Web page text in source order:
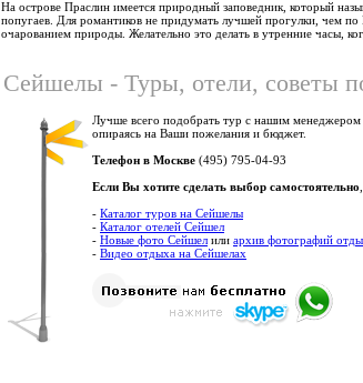
На острове Праслин имеется природный заповедник, который
попугаев. Для романтиков не придумать лучшей прогулки, чем
очарованием природы. Желательно это делать в утренние часы,
Сейшелы - Туры, отели, советы
Лучше всего подобрать тур с нашим
опираясь на Ваши пожелания и бюджет.
Телефон в Москве (495) 795-04-93
Если Вы хотите сделать выбор самостоятельно
- Каталог туров на Сейшелы
- Каталог отелей Сейшел
- Новые фото Сейшел или архив фотографий
- Видео отдыха на Сейшелах